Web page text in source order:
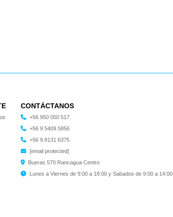
CONTÁCTANOS
+56 950 050 517
+56 9 5409 5856
+56 9 8131 6375
[email protected]
Bueras 570 Rancagua Centro
Lunes a Viernes de 9:00 a 18:00 y Sabados de 9:00 a 14:00